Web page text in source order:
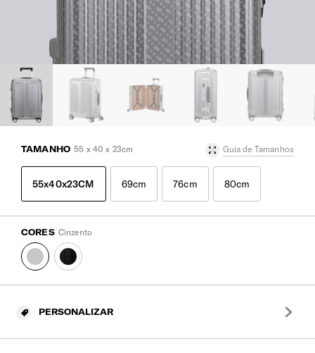
TAMANHO 55 x 40 x 23cm Guia de Tamanhos
55x40x23CM 69cm 76cm 80cm
CORES Cinzento
PERSONALIZAR